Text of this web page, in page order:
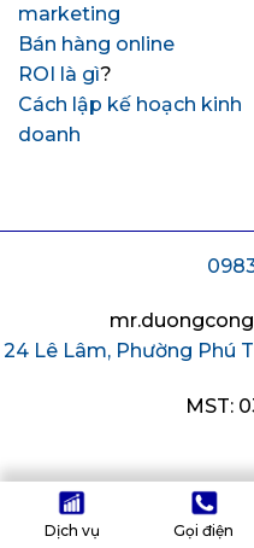
marketing
Bán hàng online
ROI là gì?
Cách lập kế hoạch kinh
doanh
24 Lê Lâm, Phường Phú
MST:
Dịch vụ Gọi điện